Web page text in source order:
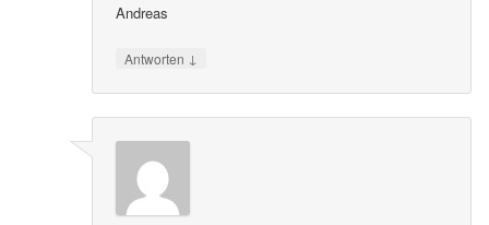
Andreas
Antworten ↓